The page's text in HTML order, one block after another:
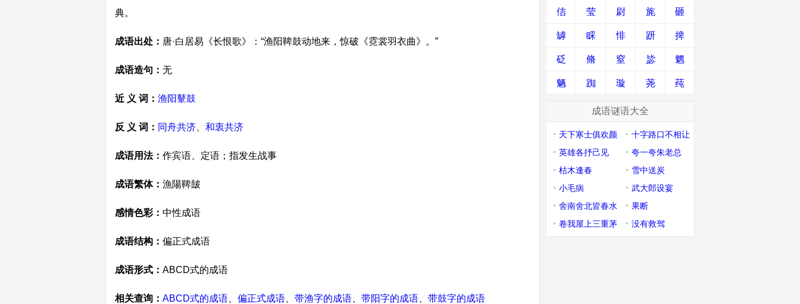
典。
成语出处： 唐·白居易《长恨歌》：“渔阳鞞鼓动地来，惊破《霓裳羽衣曲》。”
成语造句： 无
近 义 词： 渔阳鼙鼓
反 义 词： 同舟共济 和衷共济
成语用法： 作宾语、定语；指发生战事
成语繁体： 漁陽鞞皷
感情色彩： 中性成语
成语结构： 偏正式成语
成语形式： ABCD式的成语
相关查询： ABCD式的成语 偏正式成语 带渔字的成语 带阳字的成语 带鼓字的成语
佶 莹 尉 旄 砸
罅 睬 悱 趼 捭
砭 脩 窒 毖 魍
魉 踟 璇 荛 莼
成语谜语大全
天下寒士俱欢颜
十字路口不相让
英雄各抒己见
夸一夸朱老总
枯木逢春
雪中送炭
小毛病
武大郎设宴
舍南舍北皆春水
果断
卷我屋上三重茅
没有救驾